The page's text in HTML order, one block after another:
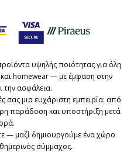
υψηλής ποιότητας για όλη
homewear — με έμφαση στην
την ασφάλεια.
σας μια ευχάριστη εμπειρία: από
παράδοση και υποστήριξη μετά
— μαζί δημιουργούμε ένα χώρο
σύμμαχος.